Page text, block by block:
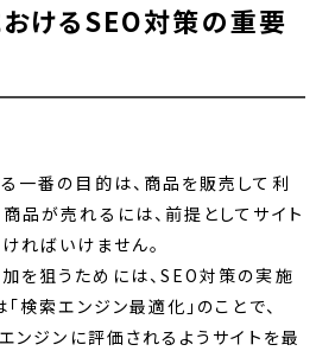
けるSEO対策の重要
一番の目的は、商品を販売して利
品が売れるには、前提としてサイト
ればいけません。
を狙うためには、SEO対策の実施
検索エンジン最適化」のことで、
ジンに評価されるようサイトを最